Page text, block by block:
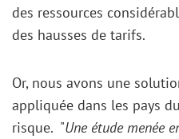
des ressources
des hausses de tarifs.
Or, nous avons une
appliquée dans les pays
risque. "Une étude menée